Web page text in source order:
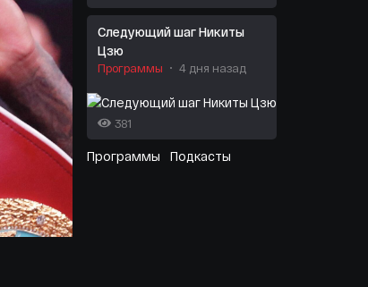
Следующий шаг Никиты
Цзю
Программы 4 дня назад
381
Программы Подкасты